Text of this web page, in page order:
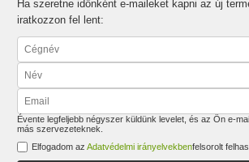
Ha szeretne időnként e-maileket kapni az új
iratkozzon fel lent:
Évente legfeljebb négyszer küldünk levelet, és az Ön e-
más szervezeteknek.
Elfogadom azAdatvédelmi irányelvekbenfelsorolt